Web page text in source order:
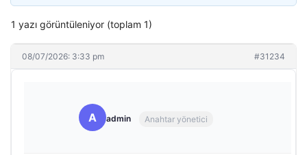
1 yazı görüntüleniyor (toplam 1)
08/07/2026: 3:33 pm #31234
A admin Anahtar yönetici